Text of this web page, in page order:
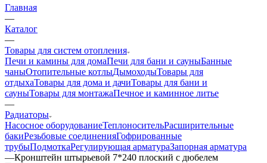
Главная
—
Каталог
—
Товары для систем отопления
Печи и камины для домаПечи для бани и сауныБанные
чаныОтопительные котлыДымоходыТовары для
отдыхаТовары для дома и дачиТовары для бани и
сауныТовары для монтажаПечное и каминное литье
—
Радиаторы
Насосное оборудованиеТеплоносительРасширительные
бакиРезьбовые соединенияГофрированные
трубыПодмоткаРегулирующая арматураЗапорная арматура
—Кронштейн штырьевой 7*240 плоский с дюбелем